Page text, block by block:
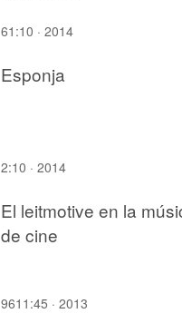
61:10 · 2014
Esponja
2:10 · 2014
El leitmotive en la
de cine
9611:45 · 2013